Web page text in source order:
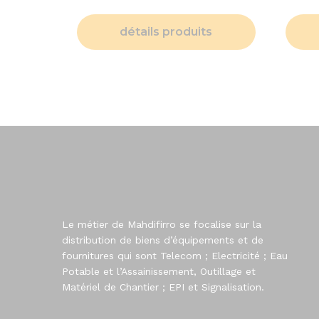
détails produits
Le métier de Mahdifirro se focalise sur la
distribution de biens d’équipements et de
fournitures qui sont Telecom ; Electricité ; Eau
Potable et l’Assainissement, Outillage et
Matériel de Chantier ; EPI et Signalisation.